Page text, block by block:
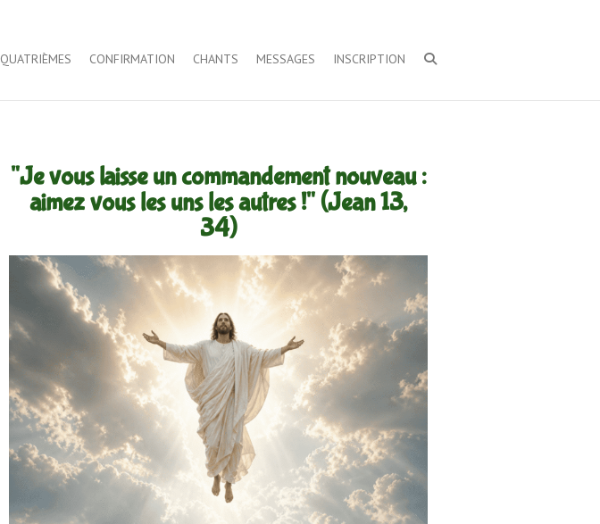
QUATRIÈMES CONFIRMATION CHANTS MESSAGES INSCRIPTION
"Je vous laisse un commandement nouveau :
aimez vous les uns les autres !" (Jean 13,
34)